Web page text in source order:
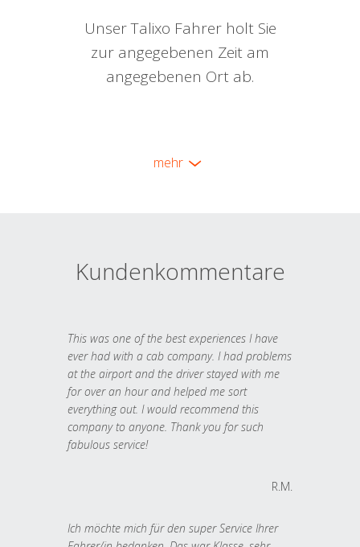
Unser Talixo Fahrer holt Sie
zur angegebenen Zeit am
angegebenen Ort ab.
mehr
Kundenkommentare
This was one of the best experiences I have
ever had with a cab company. I had problems
at the airport and the driver stayed with me
for over an hour and helped me sort
everything out. I would recommend this
company to anyone. Thank you for such
fabulous service!
R.M.
Ich möchte mich für den super Service Ihrer